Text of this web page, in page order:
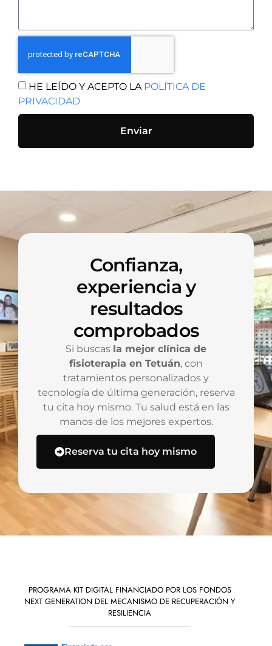
HE LEÍDO Y ACEPTO LA POLÍTICA DE
PRIVACIDAD
Enviar
Confianza,
experiencia y
resultados
comprobados
Si buscas la mejor clínica de
fisioterapia en Tetuán, con
tratamientos personalizados y
tecnología de última generación, reserva
tu cita hoy mismo. Tu salud está en las
manos de los mejores expertos.
Reserva tu cita hoy mismo
PROGRAMA KIT DIGITAL FINANCIADO POR LOS FONDOS
NEXT GENERATION DEL MECANISMO DE RECUPERACIÓN Y
RESILIENCIA